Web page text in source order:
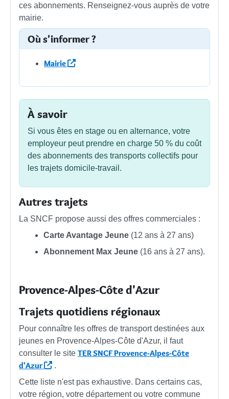
ces abonnements. Renseignez-vous auprès de votre
mairie.
Où s'informer ?
Mairie
À savoir
Si vous êtes en stage ou en alternance, votre
employeur peut prendre en charge 50 % du coût
des abonnements des transports collectifs pour
les trajets domicile-travail.
Autres trajets
La SNCF propose aussi des offres commerciales :
Carte Avantage Jeune (12 ans à 27 ans)
Abonnement Max Jeune (16 ans à 27 ans).
Provence-Alpes-Côte d'Azur
Trajets quotidiens régionaux
Pour connaître les offres de transport destinées aux
jeunes en Provence-Alpes-Côte d'Azur, il faut
consulter le site TER SNCF Provence-Alpes-Côte
d'Azur
.
Cette liste n'est pas exhaustive. Dans certains cas,
votre région, votre département ou votre commune